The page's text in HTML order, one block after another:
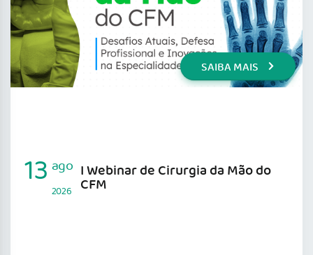
SAIBA MAIS
I Webinar de Cirurgia da Mão do
CFM
13 ago
2026